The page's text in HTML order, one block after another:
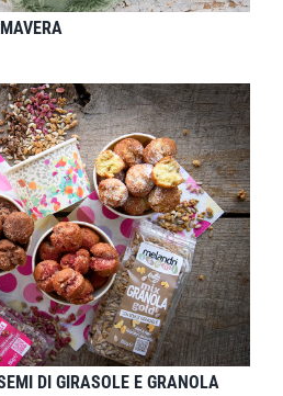
DI GIRASOLE E GRANOLA